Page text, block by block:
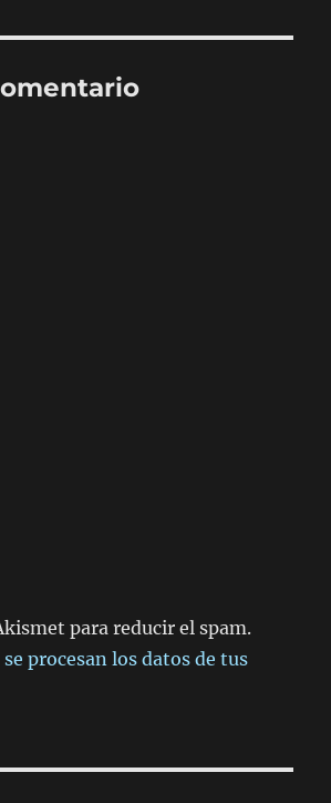
para reducir el spam.
procesan los datos de tus